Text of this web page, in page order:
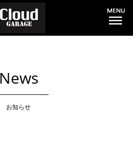
News
お知らせ